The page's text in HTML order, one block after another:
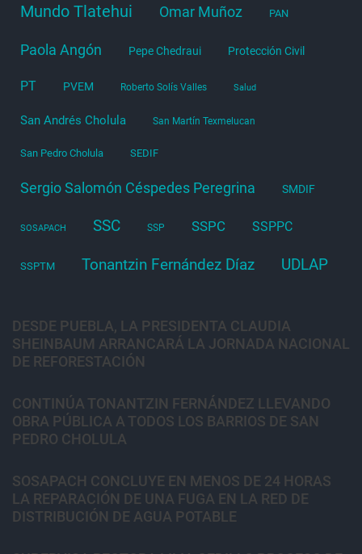
Mundo Tlatehui Omar Muñoz PAN
Paola Angón Pepe Chedraui Protección Civil
PT PVEM Roberto Solís Valles Salud
San Andrés Cholula San Martín Texmelucan
San Pedro Cholula SEDIF
Sergio Salomón Céspedes Peregrina SMDIF
SOSAPACH SSC SSP SSPC SSPPC
SSPTM Tonantzin Fernández Díaz UDLAP
DESDE PUEBLA, LA PRESIDENTA CLAUDIA
SHEINBAUM ARRANCARÁ LA JORNADA NACIONAL
DE REFORESTACIÓN
CONTINÚA TONANTZIN FERNÁNDEZ LLEVANDO
OBRA PÚBLICA A TODOS LOS BARRIOS DE SAN
PEDRO CHOLULA
SOSAPACH CONCLUYE EN MENOS DE 24 HORAS
LA REPARACIÓN DE UNA FUGA EN LA RED DE
DISTRIBUCIÓN DE AGUA POTABLE